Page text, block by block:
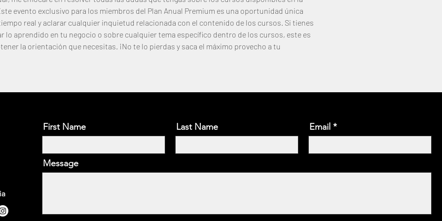
evento exclusivo para los miembros del Plan Anual Premium es una oportunidad única
real y aclarar cualquier inquietud relacionada con el contenido de los cursos. Si tienes
lo aprendido en tu negocio o sobre cualquier tema específico dentro de los cursos, este es
la orientación que necesitas. ¡No te lo pierdas y saca el máximo provecho a tu
First Name Last Name Email
Message